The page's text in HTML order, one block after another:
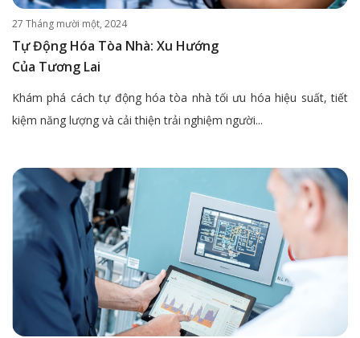
27 Tháng mười một, 2024
Tự Động Hóa Tòa Nhà: Xu Hướng
Của Tương Lai
Khám phá cách tự động hóa tòa nhà tối ưu hóa hiệu suất, tiết
kiệm năng lượng và cải thiện trải nghiệm người...